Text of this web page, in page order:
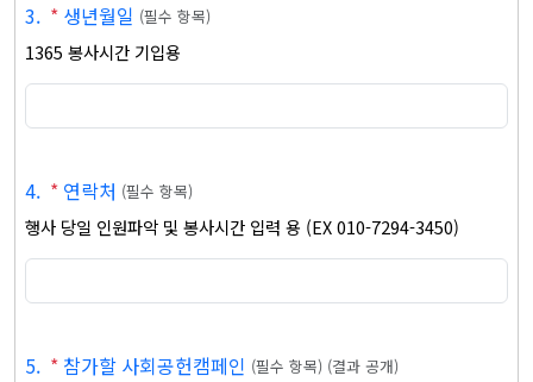
3. * 생년월일 (필수 항목)
1365 봉사시간 기입용
4. * 연락처 (필수 항목)
행사 당일 인원파악 및 봉사시간 입력 용 (EX 010-7294-3450)
5. * 참가할 사회공헌캠페인 (필수 항목) (결과 공개)